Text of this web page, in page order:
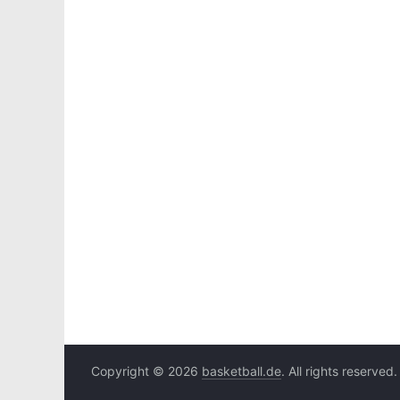
Copyright © 2026 basketball.de. All rights reserved.